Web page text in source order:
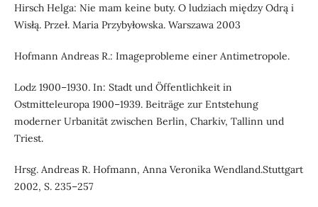
Hirsch Helga: Nie mam keine buty. O ludziach między Odrą i
Wisłą. Przeł. Maria Przybyłowska. Warszawa 2003
Hofmann Andreas R.: Imageprobleme einer Antimetropole.
Lodz 1900–1930. In: Stadt und Öffentlichkeit in
Ostmitteleuropa 1900–1939. Beiträge zur Entstehung
moderner Urbanität zwischen Berlin, Charkiv, Tallinn und
Triest.
Hrsg. Andreas R. Hofmann, Anna Veronika Wendland.Stuttgart
2002, S. 235–257